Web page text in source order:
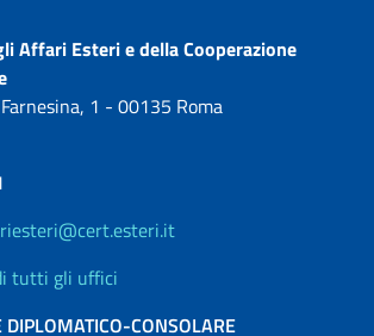
Affari Esteri e della Cooperazione
1 - 00135 Roma
tutti gli uffici
DIPLOMATICO-CONSOLARE